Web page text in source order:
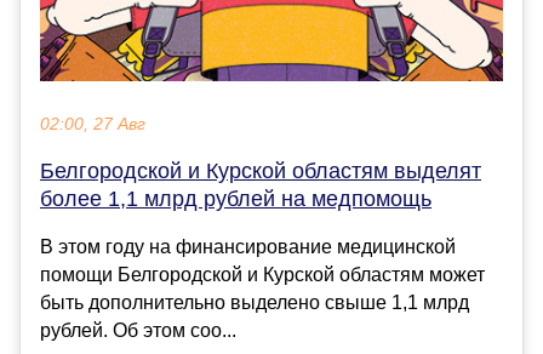
02:00, 27 Авг
Белгородской и Курской областям выделят
более 1,1 млрд рублей на медпомощь
В этом году на финансирование медицинской
помощи Белгородской и Курской областям может
быть дополнительно выделено свыше 1,1 млрд
рублей. Об этом соо...